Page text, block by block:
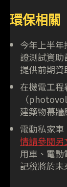
環保相關
今年上半
證測試資
提供前期資
在機電工
（
建築物幕牆
電動私家
情請參閱另
用車、電
記稅將於未